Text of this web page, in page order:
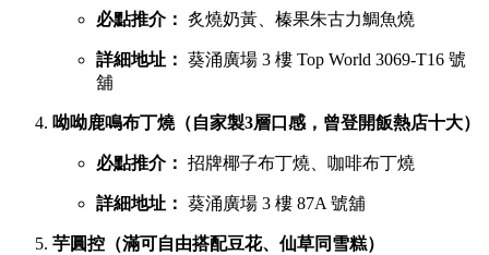
必點推介： 炙燒奶黃、榛果朱古力鯛魚燒
詳細地址： 葵涌廣場 3 樓 Top World 3069-T16 號
舖
呦呦鹿鳴布丁燒（自家製3層口感，曾登開飯熱店十大）
必點推介： 招牌椰子布丁燒、咖啡布丁燒
詳細地址： 葵涌廣場 3 樓 87A 號舖
芋圓控（滿可自由搭配豆花、仙草同雪糕）